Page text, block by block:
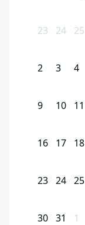
23 24 25
2 3 4
9 10 11
16 17 18
23 24 25
30 31 1